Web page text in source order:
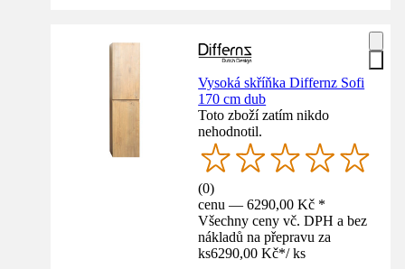
Vysoká skříňka Differnz Sofi
170 cm dub
Toto zboží zatím nikdo
nehodnotil.
(0)
cenu — 6290,00 Kč *
Všechny ceny vč. DPH a bez
nákladů na přepravu za
ks6290,00 Kč*/ ks